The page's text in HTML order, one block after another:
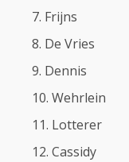
Frijns
De Vries
Dennis
Wehrlein
Lotterer
Cassidy